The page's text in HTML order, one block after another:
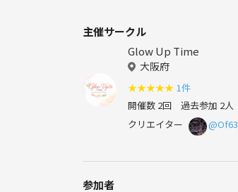
主催サークル
Glow Up Time
大阪府
★★★★★ 1件
開催数 2回 過去参加 2人
クリエイター
参加者